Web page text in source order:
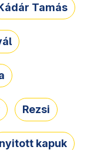
Tamás
Rezsi
nyitott kapuk